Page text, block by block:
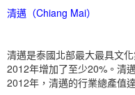
清邁（Chiang Mai）
清邁是泰國北部最大最具文
2012年增加了至少20%。清
2012年，清邁的行業總產值